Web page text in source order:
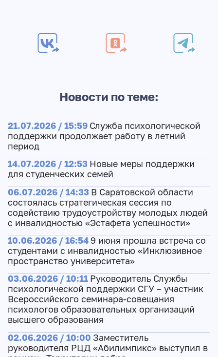
Новости по теме:
21.07.2026 / 15:59 Служба психологической
поддержки продолжает работу в летний
период
14.07.2026 / 12:53 Новые меры поддержки
для студенческих семей
06.07.2026 / 14:33 В Саратовской области
состоялась стратегическая сессия по
содействию трудоустройству молодых людей
с инвалидностью «Эстафета успешности»
10.06.2026 / 16:54 9 июня прошла встреча со
студентами с инвалидностью «Инклюзивное
пространство университета»
03.06.2026 / 10:11 Руководитель Службы
психологической поддержки СГУ – участник
Всероссийского семинара-совещания
психологов образовательных организаций
высшего образования
02.06.2026 / 10:00 Заместитель
руководителя РЦД «Абилимпикс» выступил в